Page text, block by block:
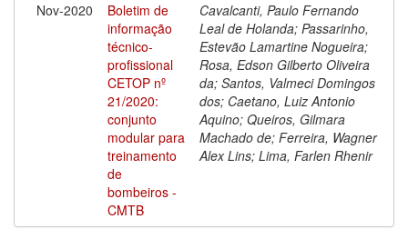
Nov-2020
Boletim de
informação
técnico-
profissional
CETOP nº
21/2020:
conjunto
modular para
treinamento
de
bombeiros -
CMTB
Cavalcanti, Paulo Fernando
Leal de Holanda; Passarinho,
Estevão Lamartine Nogueira;
Rosa, Edson Gilberto Oliveira
da; Santos, Valmeci Domingos
dos; Caetano, Luiz Antonio
Aquino; Queiros, Gilmara
Machado de; Ferreira, Wagner
Alex Lins; Lima, Farlen Rhenir